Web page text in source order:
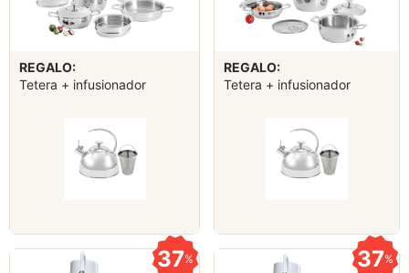
REGALO:
Tetera + infusionador
REGALO:
Tetera + infusionador
37% 37%